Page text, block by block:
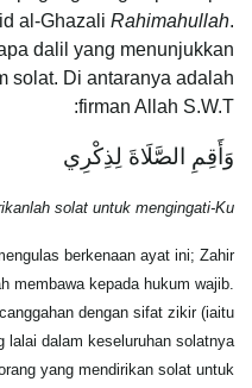
al-Ghazali Rahimahullah.
dalil yang menunjukkan
solat. Di antaranya adalah
firman Allah S.W.T:
وَأَقِمِ الصَّلَاةَ لِذِكْرِي
solat untuk mengingati-Ku
berkenaan ayat ini; Zahir
membawa kepada hukum wajib.
dengan sifat zikir (iaitu
lalai dalam keseluruhan solatnya
yang mendirikan solat untuk